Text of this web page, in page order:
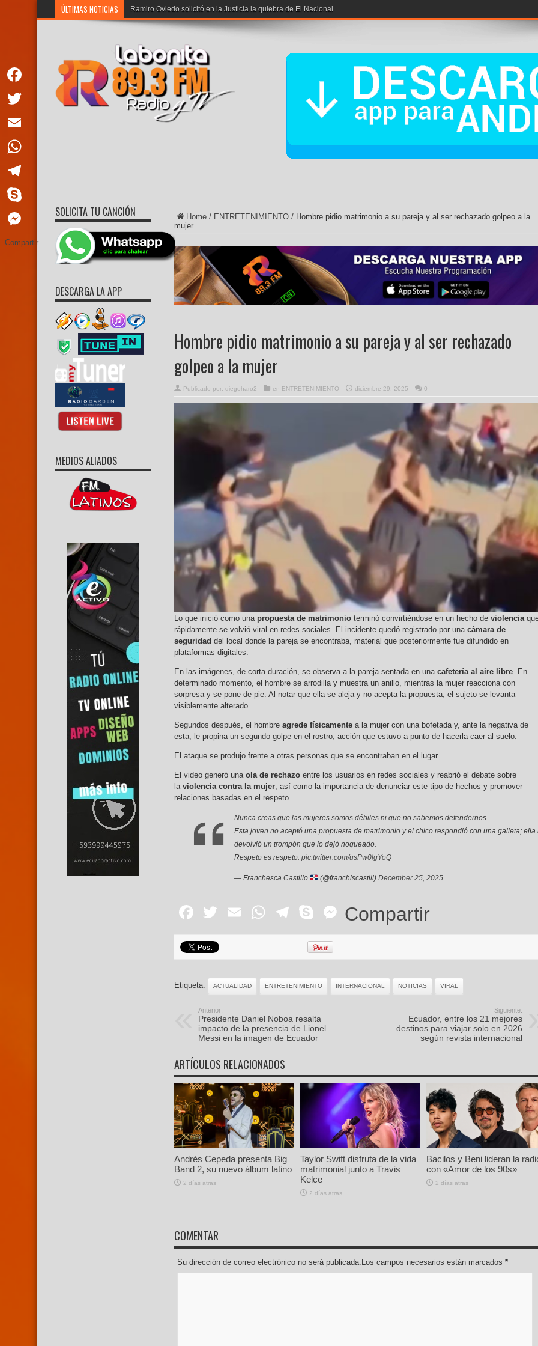
ÚLTIMAS NOTICIAS Ramiro Oviedo solicitó en la Justicia la quiebra de El Nacional
Home / ENTRETENIMIENTO / Hombre pidio matrimonio a su pareja y al ser rechazado golpeo a la
mujer
Hombre pidio matrimonio a su pareja y al ser rechazado
golpeo a la mujer
Publicado por: diegoharo2 en ENTRETENIMIENTO diciembre 29, 2025 0
Lo que inició como una propuesta de matrimonio terminó convirtiéndose en un hecho de violencia
rápidamente se volvió viral en redes sociales. El incidente quedó registrado por una cámara de
seguridad del local donde la pareja se encontraba, material que posteriormente fue difundido en
plataformas digitales.
En las imágenes, de corta duración, se observa a la pareja sentada en una cafetería al aire libre. En
determinado momento, el hombre se arrodilla y muestra un anillo, mientras la mujer reacciona con
sorpresa y se pone de pie. Al notar que ella se aleja y no acepta la propuesta, el sujeto se levanta
visiblemente alterado.
Segundos después, el hombre agrede físicamente a la mujer con una bofetada y, ante la negativa de
esta, le propina un segundo golpe en el rostro, acción que estuvo a punto de hacerla caer al suelo.
El ataque se produjo frente a otras personas que se encontraban en el lugar.
El video generó una ola de rechazo entre los usuarios en redes sociales y reabrió el debate sobre
la violencia contra la mujer, así como la importancia de denunciar este tipo de hechos y promover
relaciones basadas en el respeto.
Nunca creas que las mujeres somos débiles ni que no sabemos defendernos.
Esta joven no aceptó una propuesta de matrimonio y el chico respondió con una galleta; ella
devolvió un trompón que lo dejó noqueado.
Respeto es respeto. pic.twitter.com/usPw0lgYoQ
— Franchesca Castillo (@franchiscastill) December 25, 2025
Facebook
Twitter
EmailWhatsApp
Telegram
SkypeMessenger
Compartir
Etiqueta: ACTUALIDAD ENTRETENIMIENTO INTERNACIONAL NOTICIAS VIRAL
Anterior:
Presidente Daniel Noboa resalta
impacto de la presencia de Lionel
Messi en la imagen de Ecuador
Siguiente:
Ecuador, entre los 21 mejores
destinos para viajar solo en 2026
según revista internacional
ARTÍCULOS RELACIONADOS
Andrés Cepeda presenta Big
Band 2, su nuevo álbum latino
2 días atras
Taylor Swift disfruta de la vida
matrimonial junto a Travis
Kelce
2 días atras
Bacilos y Beni lideran la
con «Amor de los 90s»
2 días atras
COMENTAR
Su dirección de correo electrónico no será publicada.Los campos necesarios están marcados *
SOLICITA TU CANCIÓN
DESCARGA LA APP
MEDIOS ALIADOS
Facebook
Twitter
Email
WhatsApp
Telegram
Skype
Messenger
Compartir